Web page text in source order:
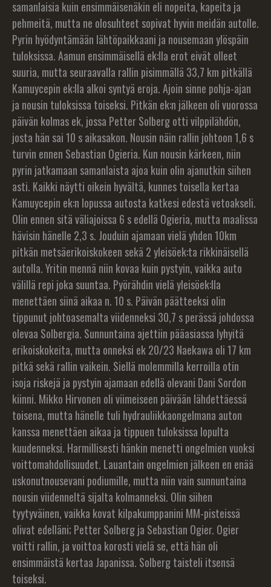
samanlaisia kuin ensimmäisenäkin eli nopeita, kapeita ja
pehmeitä, mutta ne olosuhteet sopivat hyvin meidän autolle.
Pyrin hyödyntämään lähtöpaikkaani ja nousemaan ylöspäin
tuloksissa. Aamun ensimmäisellä ek:lla erot eivät olleet
suuria, mutta seuraavalla rallin pisimmällä 33,7 km pitkällä
Kamuycepin ek:lla alkoi syntyä eroja. Ajoin sinne pohja-ajan
ja nousin tuloksissa toiseksi. Pitkän ek:n jälkeen oli vuorossa
päivän kolmas ek, jossa Petter Solberg otti vilppilähdön,
josta hän sai 10 s aikasakon. Nousin näin rallin johtoon 1,6 s
turvin ennen Sebastian Ogieria. Kun nousin kärkeen, niin
pyrin jatkamaan samanlaista ajoa kuin olin ajanutkin siihen
asti. Kaikki näytti oikein hyvältä, kunnes toisella kertaa
Kamuycepin ek:n lopussa autosta katkesi edestä vetoakseli.
Olin ennen sitä väliajoissa 6 s edellä Ogieria, mutta maalissa
hävisin hänelle 2,3 s. Jouduin ajamaan vielä yhden 10km
pitkän metsäerikoiskokeen sekä 2 yleisöek:ta rikkinäisellä
autolla. Yritin mennä niin kovaa kuin pystyin, vaikka auto
välillä repi joka suuntaa. Pyörähdin vielä yleisöek:lla
menettäen siinä aikaa n. 10 s. Päivän päätteeksi olin
tippunut johtoasemalta viidenneksi 30,7 s perässä johdossa
olevaa Solbergia. Sunnuntaina ajettiin pääasiassa lyhyitä
erikoiskokeita, mutta onneksi ek 20/23 Naekawa oli 17 km
pitkä sekä rallin vaikein. Siellä molemmilla kerroilla otin
isoja riskejä ja pystyin ajamaan edellä olevani Dani Sordon
kiinni. Mikko Hirvonen oli viimeiseen päivään lähdettäessä
toisena, mutta hänelle tuli hydrauliikkaongelmana auton
kanssa menettäen aikaa ja tippuen tuloksissa lopulta
kuudenneksi. Harmillisesti hänkin menetti ongelmien vuoksi
voittomahdollisuudet. Lauantain ongelmien jälkeen en enää
uskonutnousevani podiumille, mutta niin vain sunnuntaina
nousin viidenneltä sijalta kolmanneksi. Olin siihen
tyytyväinen, vaikka kovat kilpakumppanini MM-pisteissä
olivat edelläni; Petter Solberg ja Sebastian Ogier. Ogier
voitti rallin, ja voittoa korosti vielä se, että hän oli
ensimmäistä kertaa Japanissa. Solberg taisteli itsensä
toiseksi.